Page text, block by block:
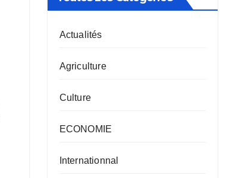
Actualités
Agriculture
Culture
ECONOMIE
Internationnal